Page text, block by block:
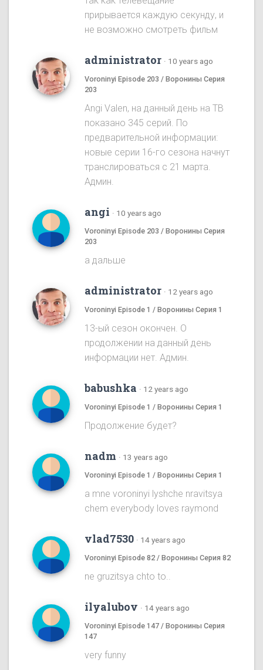
прирывается каждую секунду, и
не возможно смотреть фильм
administrator · 10 years ago
Voroninyi Episode 203 / Воронины Серия
203
Angi Valen, на данный день на ТВ
показано 345 серий. По
предварительной информации:
новые серии 16-го сезона начнут
транслироваться с 21 марта.
Админ.
angi · 10 years ago
Voroninyi Episode 203 / Воронины Серия
203
а дальше
administrator · 12 years ago
Voroninyi Episode 1 / Воронины Серия 1
13-ый сезон окончен. О
продолжении на данный день
информации нет. Админ.
babushka · 12 years ago
Voroninyi Episode 1 / Воронины Серия 1
Продолжение будет?
nadm · 13 years ago
Voroninyi Episode 1 / Воронины Серия 1
a mne voroninyi lyshche nravitsya
chem everybody loves raymond
vlad7530 · 14 years ago
Voroninyi Episode 82 / Воронины Серия 82
ne gruzitsya chto to..
ilyalubov · 14 years ago
Voroninyi Episode 147 / Воронины Серия
147
very funny